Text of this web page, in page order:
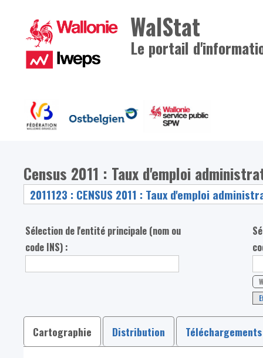
WalStat
Le portail
Census 2011 : Taux d'emploi
Sélection de l'entité principale (nom ou
code INS) :
Cartographie Distribution Téléchargements